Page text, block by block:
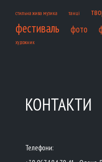
стильна жива музика танці
фестиваль фото
художник
КОНТАКТИ
Телефони: